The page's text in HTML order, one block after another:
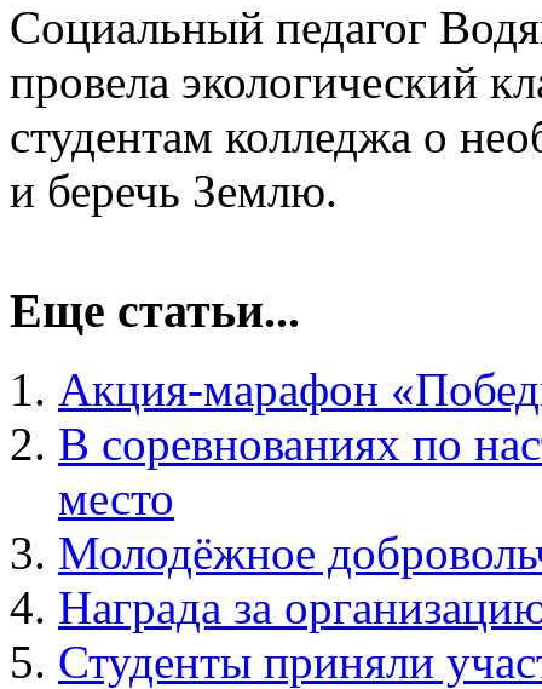
Социальный педагог
провела экологический
студентам колледжа о
и беречь Землю.
Еще статьи...
Акция-марафон
В соревнованиях по
место
Молодёжное
Награда за
Студенты приняли